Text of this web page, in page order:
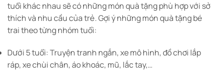
tuổi khác nhau sẽ có những món quà tặng phù hợp với sở
thích và nhu cầu của trẻ. Gợi ý những món quà tặng bé
trai theo từng nhóm tuổi:
Dưới 5 tuổi: Truyện tranh ngắn, xe mô hình, đồ chơi lắp
ráp, xe chùi chân, áo khoác, mũ, lắc tay,…